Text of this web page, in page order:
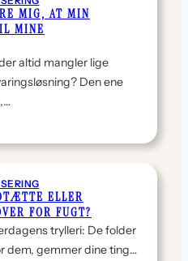
MIG, AT MIN
MINE
altid mangler lige
Den ene
ELLER
FOR FUGT?
trylleri: De folder
dem, gemmer dine ting…